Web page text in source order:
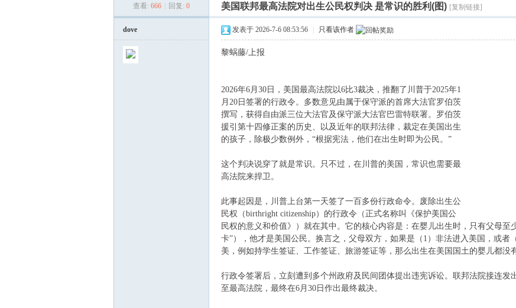
索
› › ›
查看: 666 回复: 0 美国联邦最高法院对出生公民权判决 是常识的胜利(图) [复制链接]
dove 发表于 2026-7-6 08:53:56 只看该作者
黎蜗藤/上报
2026年6月30日，美国最高法院以6比3裁决，推翻了川普于2025年1
月20日签署的行政令。多数意见由属于保守派的首席大法官罗伯茨
撰写，获得自由派三位大法官及保守派大法官巴雷特联署。罗伯茨
援引第十四修正案的历史、以及近年的联邦法律，裁定在美国出生
的孩子，除极少数例外，“根据宪法，他们在出生时即为公民。”
这个判决说穿了就是常识。只不过，在川普的美国，常识也需要最
高法院来捍卫。
此事起因是，川普上台第一天签了一百多份行政命令。废除出生公
民权（birthright citizenship）的行政令（正式名称叫《保护美国公
民权的意义和价值》）就在其中。它的核心内容是：在婴儿出生时，只有父母至
卡”），他才是美国公民。换言之，父母双方，如果是（1）非法进入美国，或者
美，例如持学生签证、工作签证、旅游签证等，那么出生在美国国土的婴儿都没
行政令签署后，立刻遭到多个州政府及民间团体提出违宪诉讼。联邦法院接连发
至最高法院，最终在6月30日作出最终裁决。